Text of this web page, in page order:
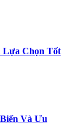
Lựa Chọn Tốt
Và Ưu